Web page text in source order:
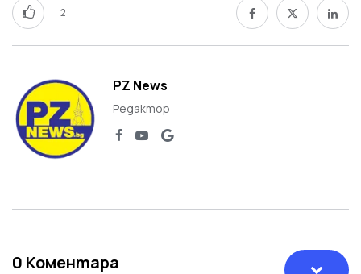
2
PZ News
Редактор
0 Коментара